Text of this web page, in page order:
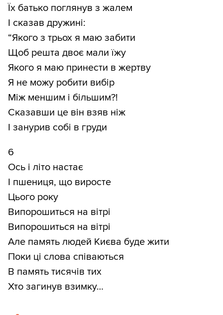
Їх батько поглянув з жалем
І сказав дружині:
“Якого з трьох я маю забити
Щоб решта двоє мали їжу
Якого я маю принести в жертву
Я не можу робити вибір
Між меншим і більшим?!
Сказавши це він взяв ніж
І занурив собі в груди
6
Ось і літо настає
І пшениця, що виросте
Цього року
Випорошиться на вітрі
Випорошиться на вітрі
Але память людей Києва буде жити
Поки ці слова співаються
В память тисячів тих
Хто загинув взимку…